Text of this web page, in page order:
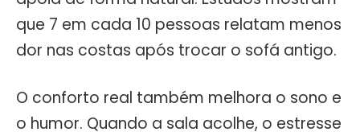
que 7 em cada 10 pessoas relatam menos
dor nas costas após trocar o sofá antigo.
O conforto real também melhora o sono e
o humor. Quando a sala acolhe, o estresse